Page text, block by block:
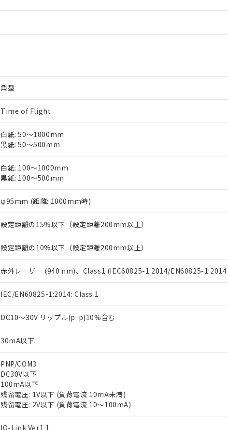
角型
Time of Flight
白紙: 50～1000mm
黒紙: 50～500mm
白紙: 100～1000mm
黒紙: 100～500mm
φ95mm (距離: 1000mm時)
設定距離の15%以下（設定距離200mm以上）
設定距離の10%以下（設定距離200mm以上）
赤外レーザー (940 nm)、Class1 (IEC60825-1:2014/EN60825-
IEC/EN60825-1:2014: Class 1
DC10～30V リップル(p-p)10%含む
30mA以下
PNP/COM3
DC30V以下
100mA以下
残留電圧: 1V以下 (負荷電流 10mA未満)
残留電圧: 2V以下 (負荷電流 10～100mA)
IO-Link Ver1.1※1 対応状況